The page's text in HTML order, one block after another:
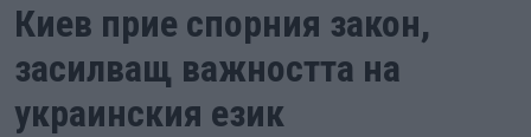
Киев прие спорния закон,
засилващ важността на
украинския език